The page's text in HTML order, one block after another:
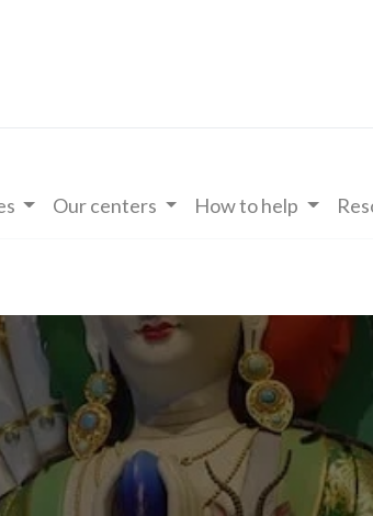
Our centers How to help